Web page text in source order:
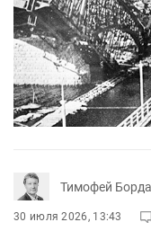
Тимофей
30 июля 2026, 13:43